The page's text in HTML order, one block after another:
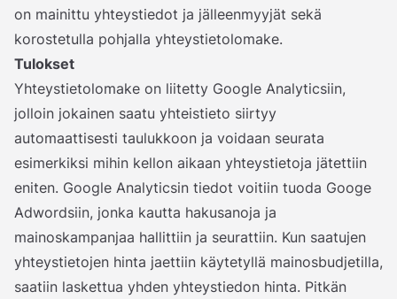
on mainittu yhteystiedot ja jälleenmyyjät sekä
korostetulla pohjalla yhteystietolomake.
Tulokset
Yhteystietolomake on liitetty Google Analyticsiin,
jolloin jokainen saatu yhteistieto siirtyy
automaattisesti taulukkoon ja voidaan seurata
esimerkiksi mihin kellon aikaan yhteystietoja jätettiin
eniten. Google Analyticsin tiedot voitiin tuoda Googe
Adwordsiin, jonka kautta hakusanoja ja
mainoskampanjaa hallittiin ja seurattiin. Kun saatujen
yhteystietojen hinta jaettiin käytetyllä mainosbudjetilla,
saatiin laskettua yhden yhteystiedon hinta. Pitkän